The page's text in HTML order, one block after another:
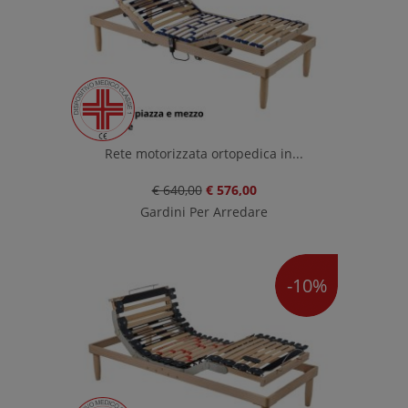
Rete motorizzata ortopedica in...
€ 640,00 € 576,00
Gardini Per Arredare
-10%